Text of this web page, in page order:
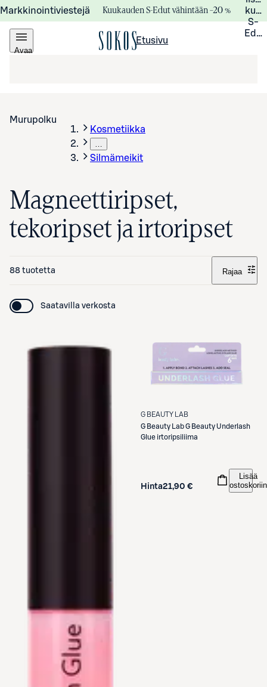
Markkinointiviestejä Kuukauden S-Edut vähintään –20 %
S-
Avaa
Etusivu
Murupolku
Kosmetiikka
…
Silmämeikit
Magneettiripset,
tekoripset ja irtoripset
88 tuotetta Rajaa
Saatavilla verkosta
G BEAUTY LAB
G Beauty LabG Beauty Underlash
Glue irtoripsiliima
Hinta21,90 €
Lisää
ostoskoriin